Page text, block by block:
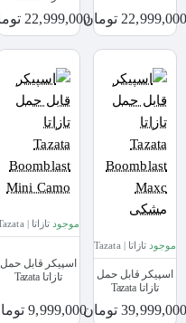
دودی
تومان
مشکی
22,999,000 تومان
موجود تازاتا | Tazata
اسپیکر قابل حمل
تازاتا Tazata
مشکی
تومان
موجود تازاتا | Tazata
اسپیکر قابل حمل
تازاتا Tazata
Camo
9,999,000 تومان